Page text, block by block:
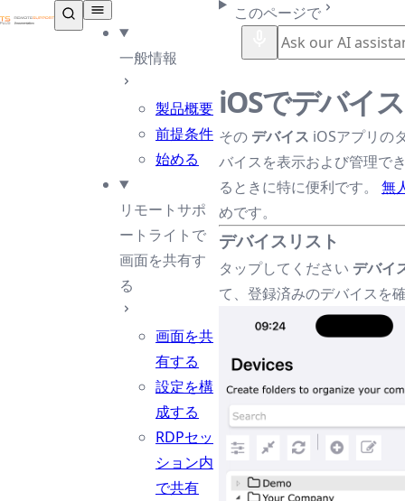
TSplus ドキュメンテーション ®
一般情報
製品概要
前提条件
始める
リモートサポ
ートライトで
画面を共有す
る
画面を共
有する
設定を構
成する
RDPセッ
ション内
で共有
このページで
iOSでデバイ
その デバイス iOSアプリの
バイスを表示および管理で
るときに特に便利です。 無
めです。
デバイスリスト
タップしてください デバイ
て、登録済みのデバイスを